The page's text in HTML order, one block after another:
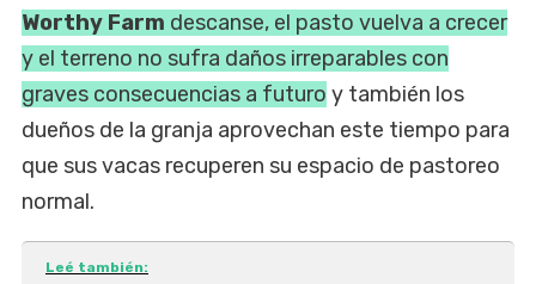
Worthy Farm descanse, el pasto vuelva a crecer
y el terreno no sufra daños irreparables con
graves consecuencias a futuro y también los
dueños de la granja aprovechan este tiempo para
que sus vacas recuperen su espacio de pastoreo
normal.
Leé también: